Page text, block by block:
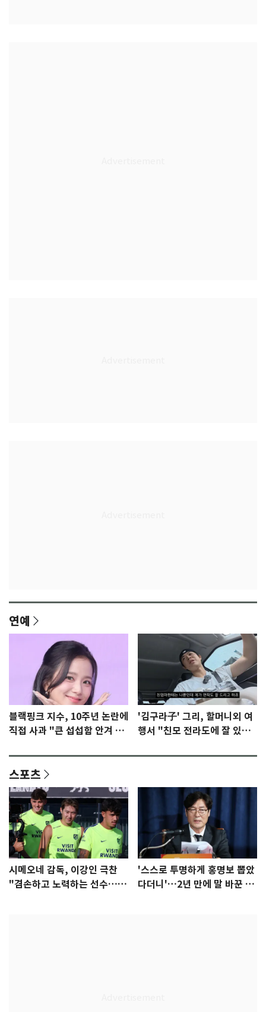
연예
블랙핑크 지수, 10주년 논란에
직접 사과 "큰 섭섭함 안겨 미
'김구라子' 그리, 할머니외 여
행서 "친모 전라도에 잘 있
스포츠
시메오네 감독, 이강인 극찬
"겸손하고 노력하는 선수…좋
'스스로 투명하게 홍명보 뽑았
다더니'…2년 만에 말 바꾼 이